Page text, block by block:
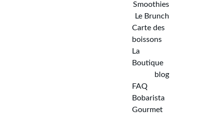
Smoothies
Le Brunch
Carte des
boissons
La
Boutique
blog
FAQ
Bobarista
Gourmet